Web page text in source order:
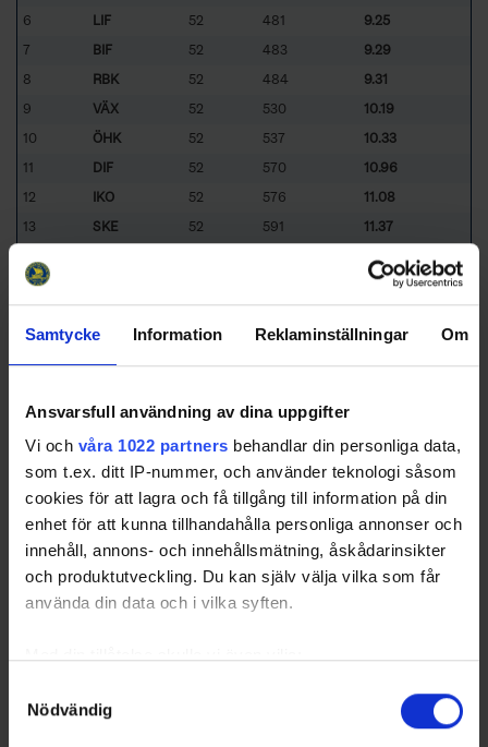
Samtycke Information Reklaminställningar Om
Ansvarsfull användning av dina uppgifter
Vi och våra 1022 partners behandlar din personliga data,
som t.ex. ditt IP-nummer, och använder teknologi såsom
cookies för att lagra och få tillgång till information på din
enhet för att kunna tillhandahålla personliga annonser och
innehåll, annons- och innehållsmätning, åskådarinsikter
och produktutveckling. Du kan själv välja vilka som får
använda din data och i vilka syften.
kan ha en noggrannhet på upp till flera meter
Nödvändig
6
LIF 52 481
9.25
7
BIF 52 483
9.29
8
RBK 52 484
9.31
9
VÄX 52 530
10.19
10
ÖHK 52 537
10.33
11
DIF 52 570
10.96
12
IKO 52 576
11.08
13
SKE 52 591
11.37
Totals 9.67
BIF- Brynäs IF DIF- Djurgårdens IF
HV71- HV 71 MIF- IF Malmö Redhawks
IKO- IK Oskarshamn LIF- Leksands IF
LHC - Linköping HC LHF
- Luleå HF
SKE
VÄX- Växjö Lakers HC ÖHK- Örebro HK
och statistik för samtliga ishockeyserier som spelas i
Sverige. Du kan följa dina favoritserier och lägga upp